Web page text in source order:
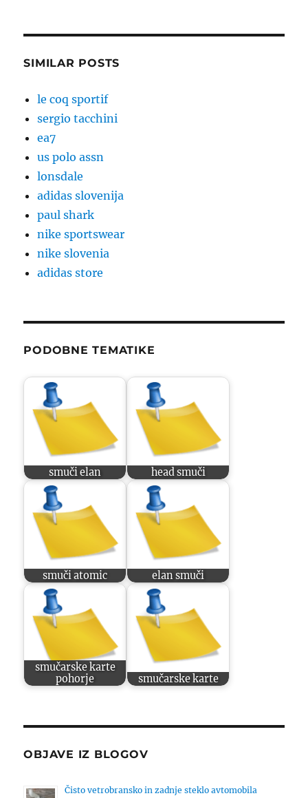
SIMILAR POSTS
le coq sportif
sergio tacchini
ea7
us polo assn
lonsdale
adidas slovenija
paul shark
nike sportswear
nike slovenia
adidas store
PODOBNE TEMATIKE
smuči elan head smuči
smuči atomic elan smuči
smučarske karte
pohorje
smučarske karte
OBJAVE IZ BLOGOV
Čisto vetrobransko in zadnje steklo avtomobila